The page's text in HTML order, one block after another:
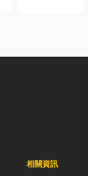
紅稅」不是一
（如
相關資訊